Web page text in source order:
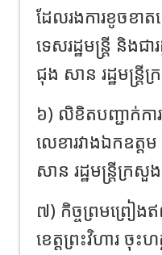
ដែលរងការ​ខូច​ខា
ទេសរដ្ឋមន្រ្តី និង
ជុង សាន រដ្ឋមន្រ្តី
៦) លិខិតបញ្ជាក់ក
លេខារវាងឯកឧត្
សាន រដ្ឋមន្រ្តីក្រសួ
៧) កិច្ចព្រមព្រៀង
ខេត្ត​ព្រះវិហារ ចុះ